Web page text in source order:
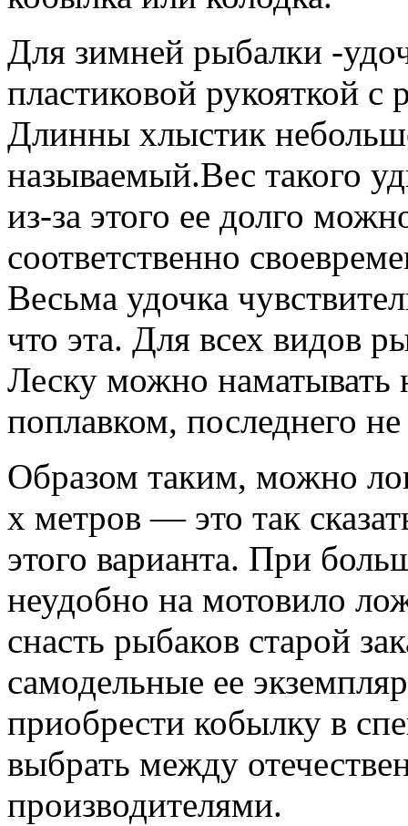
Для зимней рыбалки -
пластиковой рукояткой
Длинны хлыстик
называемый.Вес такого
из-за этого ее долго
соответственно
Весьма удочка
что эта. Для всех видов
Леску можно наматывать
поплавком, последнего
Образом таким, можно
х метров — это так
этого варианта. При
неудобно на мотовило
снасть рыбаков старой
самодельные ее
приобрести кобылку в
выбрать между
производителями.